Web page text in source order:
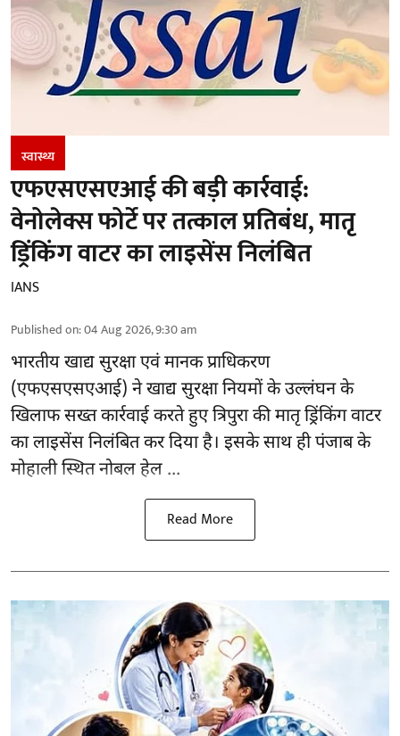
स्वास्थ्य
एफएसएसएआई की बड़ी कार्रवाई:
वेनोलेक्स फोर्टे पर तत्काल प्रतिबंध, मातृ
ड्रिंकिंग वाटर का लाइसेंस निलंबित
IANS
Published on:04 Aug 2026, 9:30 am
भारतीय खाद्य सुरक्षा एवं मानक प्राधिकरण
(एफएसएसएआई) ने खाद्य सुरक्षा नियमों के उल्लंघन के
खिलाफ सख्त कार्रवाई करते हुए त्रिपुरा की मातृ ड्रिंकिंग वाटर
का लाइसेंस निलंबित कर दिया है। इसके साथ ही पंजाब के
मोहाली स्थित नोबल हेल ...
Read More